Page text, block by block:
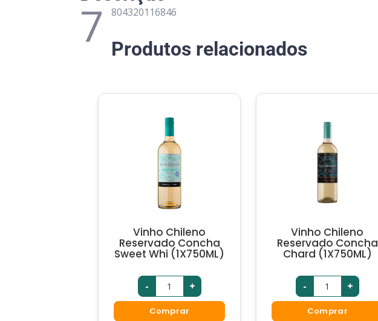
7 804320116846
Produtos relacionados
Vinho Chileno
Reservado Concha
Sweet Whi (1X750ML)
- +
Comprar
Vinho Chileno
Reservado Concha
Chard (1X750ML)
- +
Comprar